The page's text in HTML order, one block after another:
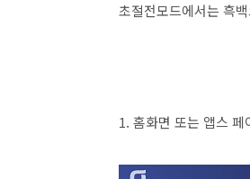
초절전모드에서는 흑
1. 홈화면 또는 앱스 페